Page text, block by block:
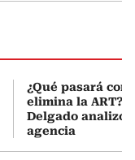
¿Qué pasará con
elimina la ART?
Delgado analizó
agencia